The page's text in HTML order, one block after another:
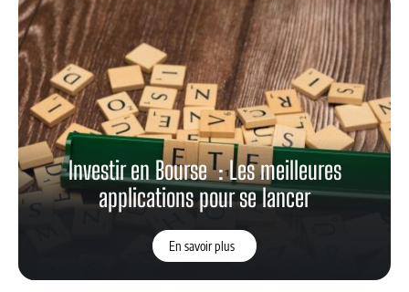
Investir en Bourse : Les meilleures
applications pour se lancer
En savoir plus